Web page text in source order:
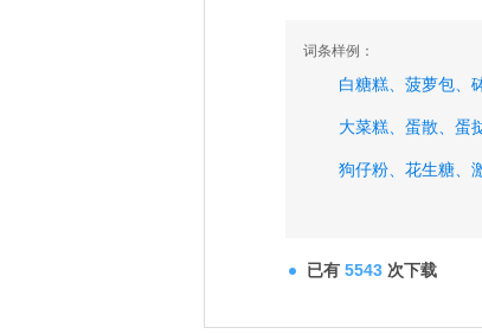
词条样例：
白糖糕、 菠萝包、
大菜糕、 蛋散、 蛋
狗仔粉、 花生糖、
已有 5543 次下载